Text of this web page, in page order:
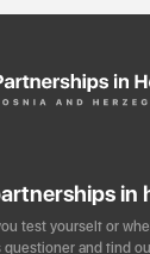
in
test yourself or
questioner and find